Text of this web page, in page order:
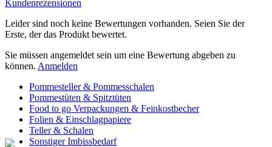
Kundenrezensionen
Leider sind noch keine Bewertungen vorhanden. Seien Sie der
Erste, der das Produkt bewertet.
Sie müssen angemeldet sein um eine Bewertung abgeben zu
können. Anmelden
Pommesteller & Pommesschalen
Pommestüten & Spitztüten
Food to go Verpackungen & Feinkostbecher
Folien & Einschlagpapiere
Teller & Schalen
Sonstiger Imbissbedarf